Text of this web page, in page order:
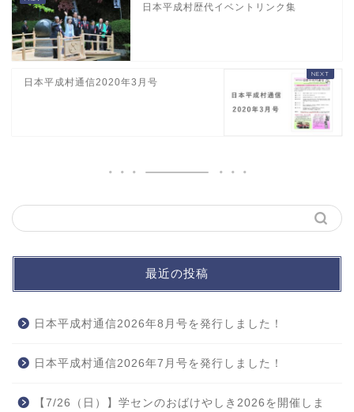
日本平成村歴代イベントリンク集
日本平成村通信2020年3月号
最近の投稿
日本平成村通信2026年8月号を発行しました！
日本平成村通信2026年7月号を発行しました！
【7/26（日）】学センのおばけやしき2026を開催しま